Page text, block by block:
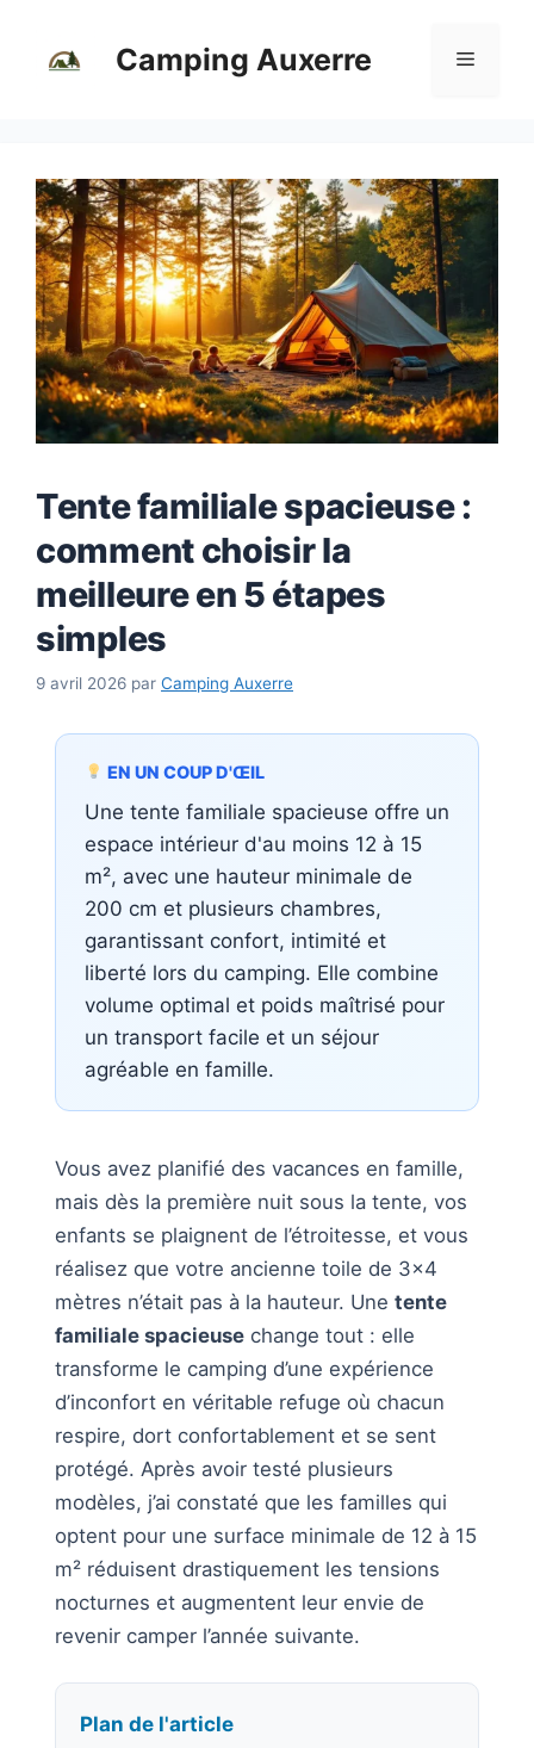
Camping Auxerre Menu
Tente familiale spacieuse :
comment choisir la
meilleure en 5 étapes
simples
9 avril 2026 par Camping Auxerre
EN UN COUP D'ŒIL
Une tente familiale spacieuse offre un
espace intérieur d'au moins 12 à 15
m², avec une hauteur minimale de
200 cm et plusieurs chambres,
garantissant confort, intimité et
liberté lors du camping. Elle combine
volume optimal et poids maîtrisé pour
un transport facile et un séjour
agréable en famille.
Vous avez planifié des vacances en famille,
mais dès la première nuit sous la tente, vos
enfants se plaignent de l’étroitesse, et vous
réalisez que votre ancienne toile de 3×4
mètres n’était pas à la hauteur. Une tente
familiale spacieuse change tout : elle
transforme le camping d’une expérience
d’inconfort en véritable refuge où chacun
respire, dort confortablement et se sent
protégé. Après avoir testé plusieurs
modèles, j’ai constaté que les familles qui
optent pour une surface minimale de 12 à 15
m² réduisent drastiquement les tensions
nocturnes et augmentent leur envie de
revenir camper l’année suivante.
Plan de l'article